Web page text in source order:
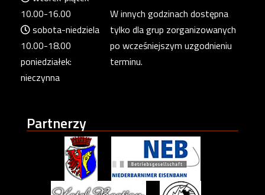
10.00-16.00
sobota-niedziela
10.00-18.00
poniedziałek:
nieczynna
W innych godzinach dostępna
tylko dla grup zorganizowanych
po wcześniejszym uzgodnieniu
terminu.
Partnerzy